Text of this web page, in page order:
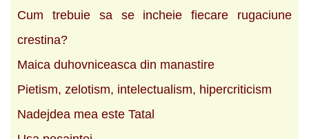
Cum trebuie sa se incheie fiecare rugaciune
crestina?
Maica duhovniceasca din manastire
Pietism, zelotism, intelectualism, hipercriticism
Nadejdea mea este Tatal